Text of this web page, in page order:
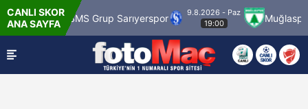
CANLI SKOR
ANA SAYFA
SMS Grup Sarıyerspor
9.8.2026 - Paz
19:00
Muğlaspor